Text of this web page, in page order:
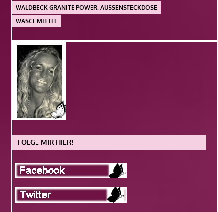
WALDBECK GRANITE POWER. AUSSENSTECKDOSE
WASCHMITTEL
FOLGE MIR HIER!